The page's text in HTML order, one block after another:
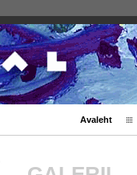
Avaleht